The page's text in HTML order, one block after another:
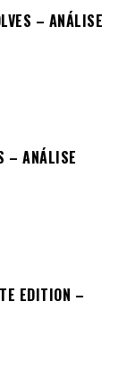
– ANÁLISE
– ANÁLISE
EDITION –